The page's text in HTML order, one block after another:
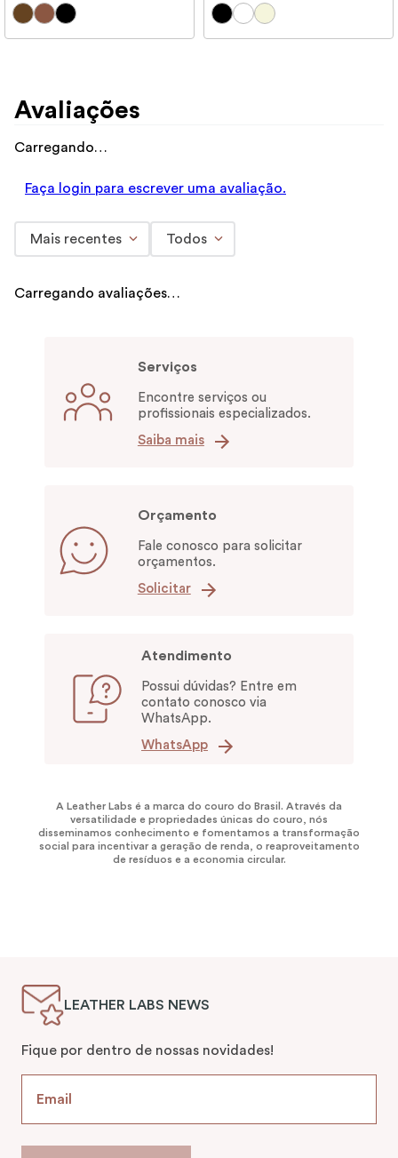
Avaliações
Carregando…
Faça login para escrever uma avaliação.
Mais recentes Todos
Carregando avaliações…
Serviços
Encontre serviços ou
profissionais especializados.
Saiba mais
Orçamento
Fale conosco para solicitar
orçamentos.
Solicitar
Atendimento
Possui dúvidas? Entre em
contato conosco via
WhatsApp.
WhatsApp
A Leather Labs é a marca do couro do Brasil. Através da
versatilidade e propriedades únicas do couro, nós
disseminamos conhecimento e fomentamos a transformação
social para incentivar a geração de renda, o reaproveitamento
de resíduos e a economia circular.
LEATHER LABS NEWS
Fique por dentro de nossas novidades!